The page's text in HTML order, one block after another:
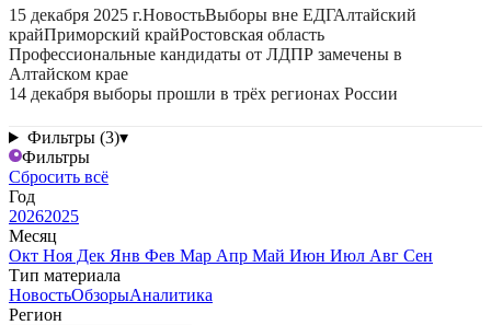
15 декабря 2025 г.НовостьВыборы вне ЕДГАлтайский
крайПриморский крайРостовская область
Профессиональные кандидаты от ЛДПР замечены в
Алтайском крае
14 декабря выборы прошли в трёх регионах России
Фильтры (3)▾
Фильтры
Сбросить всё
Год
20262025
Месяц
Окт Ноя Дек Янв Фев Мар Апр Май Июн Июл Авг Сен
Тип материала
НовостьОбзорыАналитика
Регион